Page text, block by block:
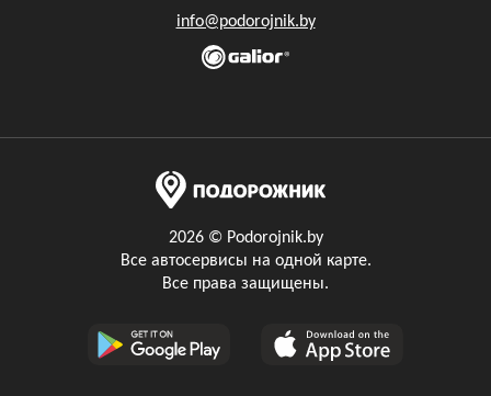
2026 © Podorojnik.by
Все автосервисы на одной карте.
Все права защищены.
info@podorojnik.by